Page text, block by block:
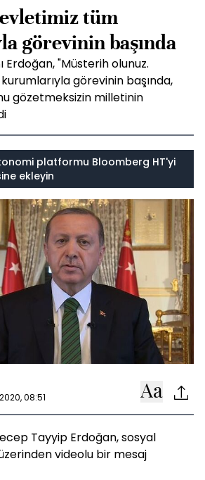
tüm
görevinin başında
Erdoğan, "Müsterih olunuz.
görevinin başında,
gözetmeksizin milletinin
platformu Bloomberg HT'yi
ekleyin
08:51
Tayyip Erdoğan, sosyal
videolu bir mesaj